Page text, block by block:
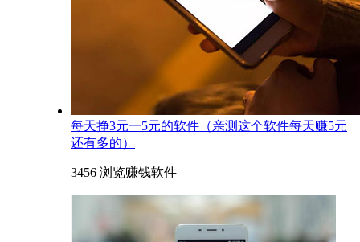
每天挣3元一5元的软件（亲测这个软件每天赚5元
还有多的）
3456 浏览赚钱软件